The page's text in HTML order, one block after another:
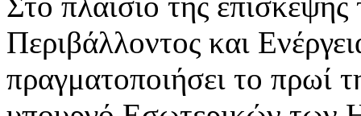
Περιβάλλοντος και
πραγματοποιήσει το πρωί